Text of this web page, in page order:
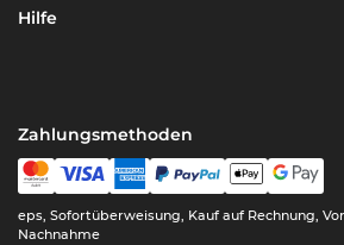
Hilfe
Zahlungsmethoden
eps, Sofortüberweisung, Kauf auf Rechnung,
Nachnahme